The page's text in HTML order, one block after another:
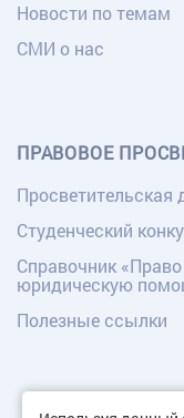
Новости по темам
СМИ о нас
ПРАВОВОЕ
Просветительская
Студенческий
Справочник
юридическую
Полезные ссылки